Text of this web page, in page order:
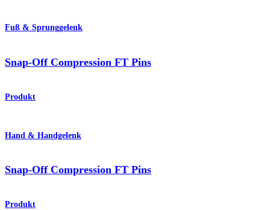
Fuß & Sprunggelenk
Snap-Off Compression FT Pins
Produkt
Hand & Handgelenk
Snap-Off Compression FT Pins
Produkt